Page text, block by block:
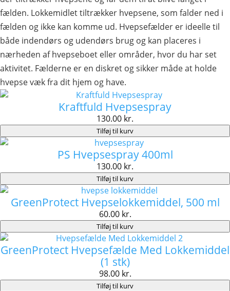
fælden. Lokkemidlet tiltrækker hvepsene, som falder ned i
fælden og ikke kan komme ud. Hvepsefælder er ideelle til
både indendørs og udendørs brug og kan placeres i
nærheden af hvepseboet eller områder, hvor du har set
aktivitet. Fælderne er en diskret og sikker måde at holde
hvepse væk fra dit hjem og have.
Kraftfuld Hvepsespray
130.00 kr.
Tilføj til kurv
PS Hvepsespray 400ml
130.00 kr.
Tilføj til kurv
GreenProtect Hvepselokkemiddel, 500 ml
60.00 kr.
Tilføj til kurv
GreenProtect Hvepsefælde Med Lokkemiddel
(1 stk)
98.00 kr.
Tilføj til kurv